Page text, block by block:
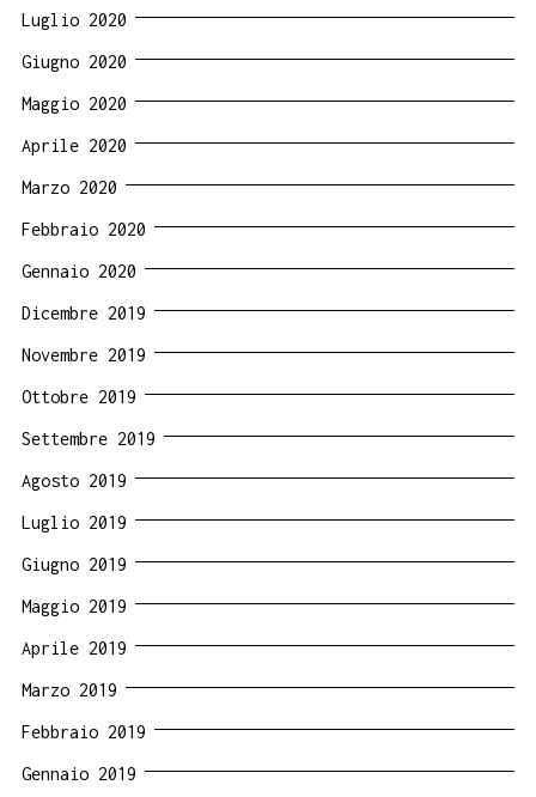
Luglio 2020
Giugno 2020
Maggio 2020
Aprile 2020
Marzo 2020
Febbraio 2020
Gennaio 2020
Dicembre 2019
Novembre 2019
Ottobre 2019
Settembre 2019
Agosto 2019
Luglio 2019
Giugno 2019
Maggio 2019
Aprile 2019
Marzo 2019
Febbraio 2019
Gennaio 2019